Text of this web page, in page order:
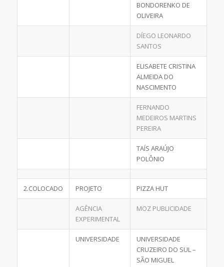
BONDORENKO DE
OLIVEIRA
DÍEGO LEONARDO
SANTOS
ELISABETE CRISTINA
ALMEIDA DO
NASCIMENTO
FERNANDO
MEDEIROS MARTINS
PEREIRA
TAÍS ARAÚJO
POLÔNIO
2.COLOCADO PROJETO PIZZA HUT
AGÊNCIA
EXPERIMENTAL
MOZ PUBLICIDADE
UNIVERSIDADE
UNIVERSIDADE
CRUZEIRO DO SUL –
SÃO MIGUEL